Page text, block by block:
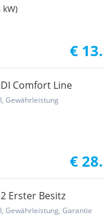
kW)
€
Comfort Line
Gewährleistung
€
Erster Besitz
Gewährleistung, Garantie